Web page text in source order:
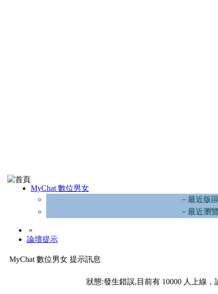
MyChat 數位男女
－最近版
－最近瀏
»
論壇提示
MyChat 數位男女 提示訊息
狀態:發生錯誤,目前有 10000 人上線